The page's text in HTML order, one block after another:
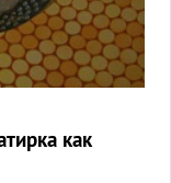
как